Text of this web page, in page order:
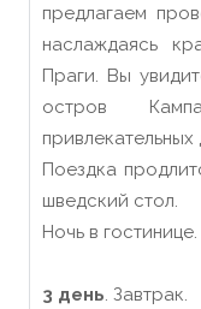
предлагаем
наслаждаясь
Праги. Вы
остров
Поездка
шведский стол.
Ночь в гостинице.
3 день. Завтрак.